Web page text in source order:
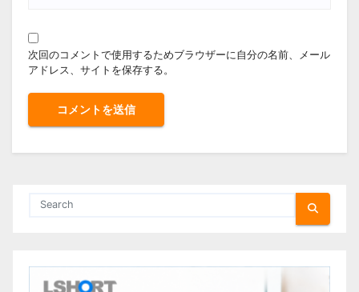
次回のコメントで使用するためブラウザーに自分の名前、メール
アドレス、サイトを保存する。